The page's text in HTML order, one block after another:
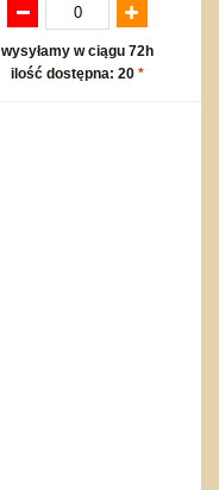
wysyłamy w ciągu 72h
ilość dostępna: 20 *